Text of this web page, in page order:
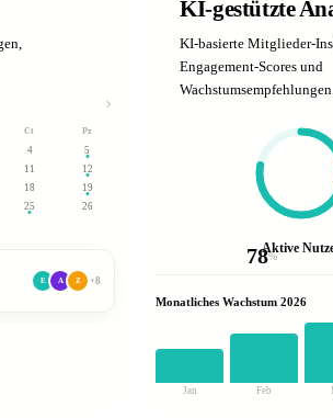
Ct Pz
4
5
11
12
18
19
25
26
E A Z +8
KI-gestützte
KI-basierte Mitglieder-
Engagement-Scores und
78%
Aktive
Monatliches Wachstum 2026
Jan Feb